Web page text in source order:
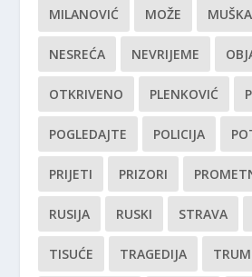
MILANOVIĆ MOŽE
NESREĆA NEVRIJEME
OTKRIVENO PLENKOVIĆ
POGLEDAJTE POLICIJA
PRIJETI PRIZORI
RUSIJA RUSKI STRAVA
TISUĆE TRAGEDIJA